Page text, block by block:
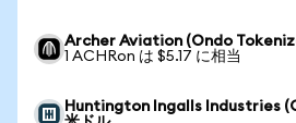
Archer Aviation (Ondo
1 ACHRon は $5.17 に相当
Huntington Ingalls Industries